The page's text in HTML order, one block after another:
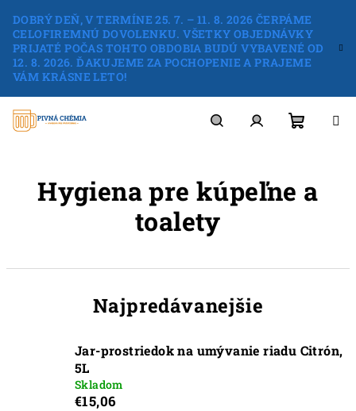
na
obsah
DOBRÝ DEŇ, V TERMÍNE 25. 7. – 11. 8. 2026 ČERPÁME
CELOFIREMNÚ DOVOLENKU. VŠETKY OBJEDNÁVKY
PRIJATÉ POČAS TOHTO OBDOBIA BUDÚ VYBAVENÉ OD
12. 8. 2026. ĎAKUJEME ZA POCHOPENIE A PRAJEME
VÁM KRÁSNE LETO!
košík
Hygiena pre kúpeľne a
toalety
Najpredávanejšie
Jar-prostriedok na umývanie riadu Citrón,
5L
Skladom
€15,06